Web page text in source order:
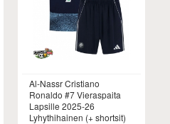
Al-Nassr Cristiano
Ronaldo #7 Vieraspaita
Lapsille 2025-26
Lyhythihainen (+ shortsit)